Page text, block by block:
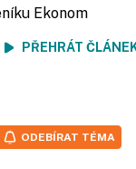
Ekonom
PŘEHRÁT
ODEBÍRAT TÉMA